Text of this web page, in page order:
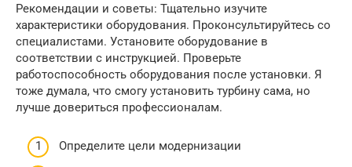
Рекомендации и советы: Тщательно изучите
характеристики оборудования. Проконсультируйтесь со
специалистами. Установите оборудование в
соответствии с инструкцией. Проверьте
работоспособность оборудования после установки. Я
тоже думала, что смогу установить турбину сама, но
лучше довериться профессионалам.
Определите цели модернизации